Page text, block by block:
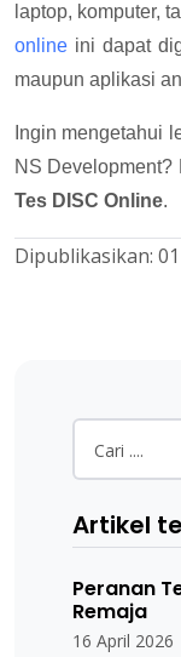
laptop, komputer,
online ini dapat
maupun aplikasi
Ingin mengetahui
NS Development?
Tes DISC Online.
Dipublikasikan:
Artikel
Peranan
Remaja
16 April 2026